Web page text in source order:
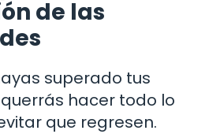
de las
superado tus
hacer todo lo
que regresen.